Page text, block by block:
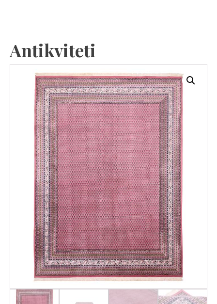
Antikviteti